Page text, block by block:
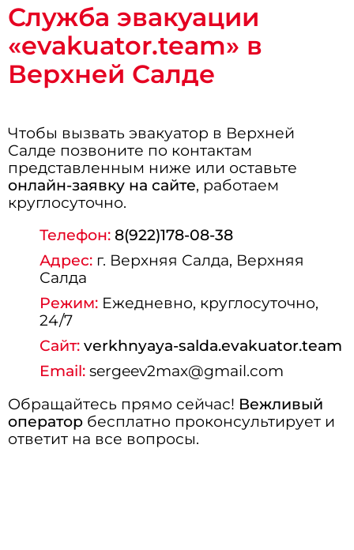
Служба эвакуации
«evakuator.team» в
Верхней Салде
Чтобы вызвать эвакуатор в Верхней
Салде позвоните по контактам
представленным ниже или оставьте
онлайн-заявку на сайте, работаем
круглосуточно.
Телефон: 8(922)178-08-38
Адрес: г. Верхняя Салда, Верхняя
Салда
Режим: Ежедневно, круглосуточно,
24/7
Сайт: verkhnyaya-salda.evakuator.team
Email: sergeev2max@gmail.com
Обращайтесь прямо сейчас! Вежливый
оператор бесплатно проконсультирует и
ответит на все вопросы.